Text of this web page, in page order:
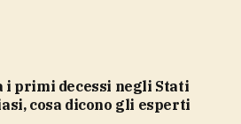
cosa dicono gli esperti